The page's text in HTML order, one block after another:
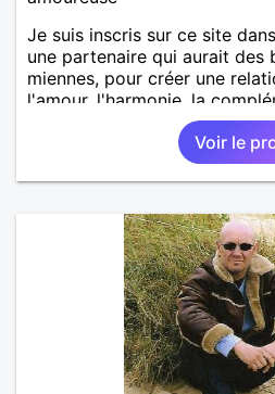
Je suis inscris sur ce site
une partenaire qui aurait des
miennes, pour créer une
l'amour, l'harmonie, la
confiance. Tout en respectant
d'indépendance et deVoir le